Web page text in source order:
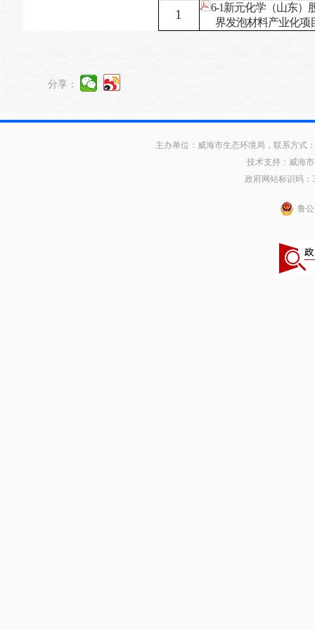
1
6-1新元化学（山东）
界发泡材料产业化项
分享：
主办单位：威海市生态环境局，联系方式
技术支持：威海
政府网站标识码：
鲁公